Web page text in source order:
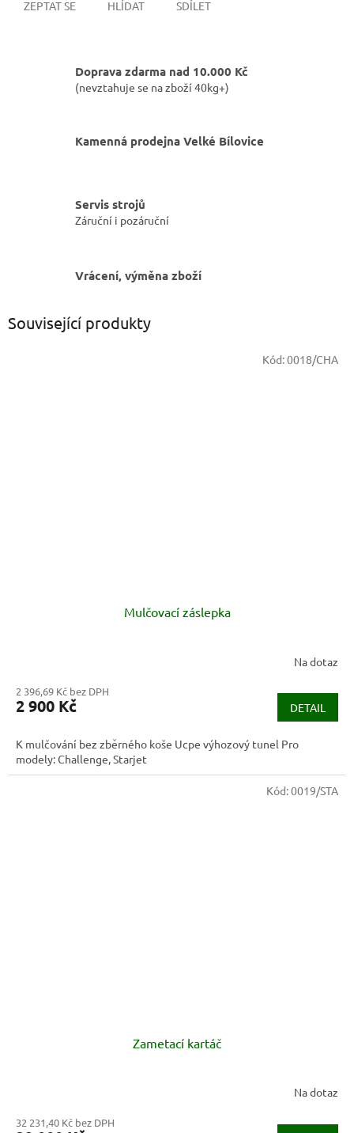
ZEPTAT SE HLÍDAT SDÍLET
Doprava zdarma nad 10.000 Kč
(nevztahuje se na zboží 40kg+)
Kamenná prodejna Velké Bílovice
Servis strojů
Záruční i pozáruční
Vrácení, výměna zboží
Související produkty
Mulčovací záslepka
Na dotaz
2 396,69 Kč bez DPH
2 900 Kč DETAIL
K mulčování bez zběrného koše Ucpe výhozový tunel Pro
modely: Challenge, Starjet
Kód:0018/CHA
Zametací kartáč
Na dotaz
32 231,40 Kč bez DPH
Kód:0019/STA